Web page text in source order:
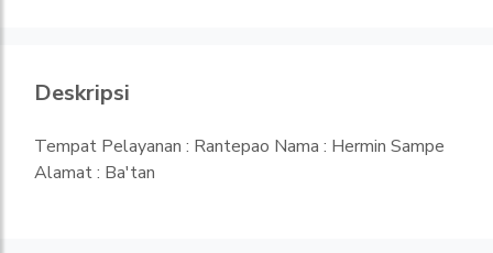
Deskripsi
Tempat Pelayanan : Rantepao Nama : Hermin Sampe
Alamat : Ba'tan